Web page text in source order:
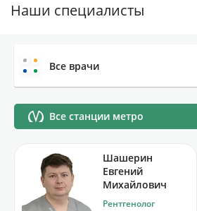
Наши специалисты
Все врачи
Все станции метро
Шашерин
Евгений
Михайлович
Рентгенолог